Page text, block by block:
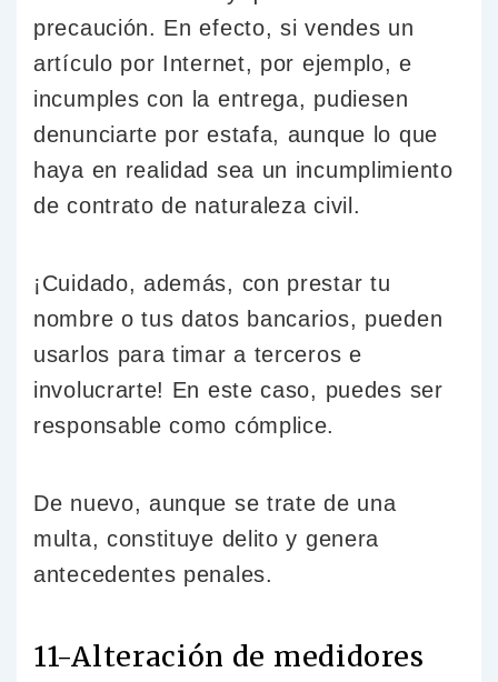
precaución. En efecto, si vendes un
artículo por Internet, por ejemplo, e
incumples con la entrega, pudiesen
denunciarte por estafa, aunque lo que
haya en realidad sea un incumplimiento
de contrato de naturaleza civil.
¡Cuidado, además, con prestar tu
nombre o tus datos bancarios, pueden
usarlos para timar a terceros e
involucrarte! En este caso, puedes ser
responsable como cómplice.
De nuevo, aunque se trate de una
multa, constituye delito y genera
antecedentes penales.
11-Alteración de medidores